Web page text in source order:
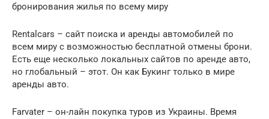
бронирования жилья по всему миру
Rentalcars – сайт поиска и аренды автомобилей по
всем миру с возможностью бесплатной отмены брони.
Есть еще несколько локальных сайтов по аренде авто,
но глобальный – этот. Он как Букинг только в мире
аренды авто.
Farvater – он-лайн покупка туров из Украины. Время